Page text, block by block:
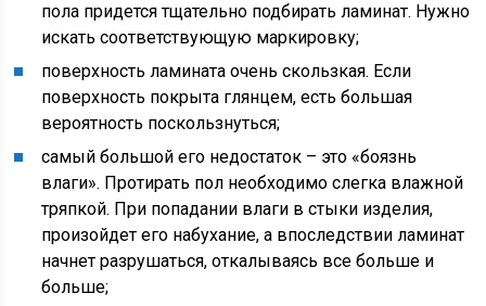
пола придется тщательно подбирать ламинат. Нужно
искать соответствующую маркировку;
поверхность ламината очень скользкая. Если
поверхность покрыта глянцем, есть большая
вероятность поскользнуться;
самый большой его недостаток – это «боязнь
влаги». Протирать пол необходимо слегка влажной
тряпкой. При попадании влаги в стыки изделия,
произойдет его набухание, а впоследствии ламинат
начнет разрушаться, откалываясь все больше и
больше;